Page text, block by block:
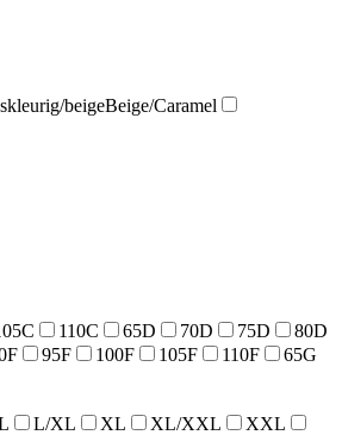
beigeBeige/Caramel
110C 65D 70D 75D
80D
95F 100F 105F 110F
65G
L/XL XL XL/XXL
XXL